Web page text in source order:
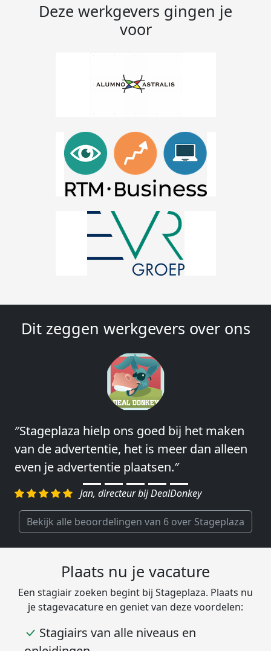
Deze werkgevers gingen je
voor
Dit zeggen werkgevers over ons
″Stageplaza hielp ons goed bij het maken
van de advertentie, het is meer dan alleen
even je advertentie plaatsen.″
Jan, directeur bij DealDonkey
″Wij hebben in ieder geval prima
ervaringen met Stageplaza: elke keer weer
weet Stageplaza prima kandidaten snel te
regelen.″
Harald, Head of Shared Service Center bij
VION Food Netherlands
Plaats nu je vacature
Een stagiair zoeken begint bij Stageplaza. Plaats nu
je stagevacature en geniet van deze voordelen: